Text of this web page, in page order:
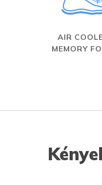
AIR
MEMORY